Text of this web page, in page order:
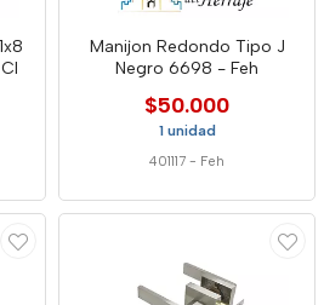
Manijon Redondo Tipo J
Negro 6698 - Feh
$50.000
1 unidad
401117 - Feh